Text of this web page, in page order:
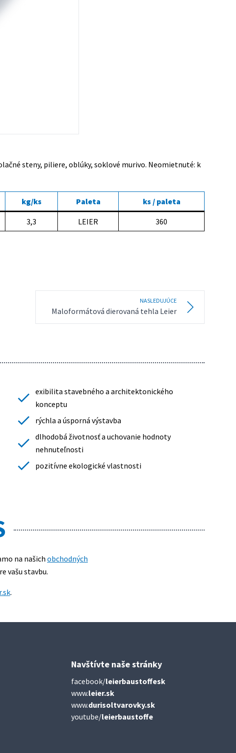
steny, piliere, oblúky, soklové murivo. Neomietnuté: k
kg/ks Paleta ks / paleta
3,3 LEIER 360
NASLEDUJÚCE
Maloformátová dierovaná tehla Leier
exibilita stavebného a architektonického
konceptu
rýchla a úsporná výstavba
dlhodobá životnosť a uchovanie hodnoty
nehnuteľnosti
pozitívne ekologické vlastnosti
na našich obchodných
vašu stavbu.
.
Navštívte naše stránky
facebook/leierbaustoffesk
www.leier.sk
www.durisoltvarovky.sk
youtube/leierbaustoffe